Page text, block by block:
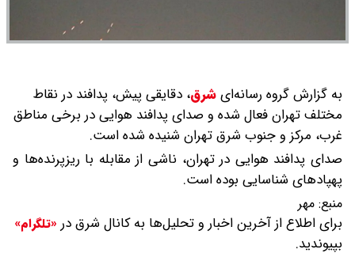
به گزارش گروه رسانه‌ایشرق، دقایقی پیش، پدافند در نقاط
مختلف تهران فعال شده و صدای پدافند هوایی در برخی مناطق
غرب، مرکز و جنوب شرق تهران شنیده شده است.
صدای پدافند هوایی در تهران، ناشی از مقابله با ریزپرنده‌ها و
پهپادهای شناسایی بوده است.
منبع: مهر
برای اطلاع از آخرین اخبار و تحلیل‌ها به کانال شرق در «تلگرام»
بپیوندید.